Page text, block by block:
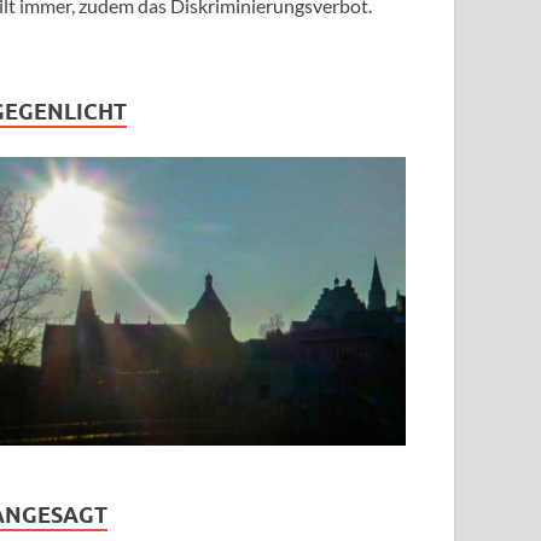
immer, zudem das Diskriminierungsverbot.